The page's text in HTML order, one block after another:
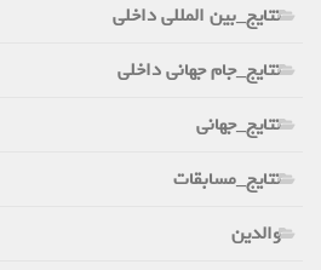
نتایج_بین المللی داخلی
نتایج_جام جهانی داخلی
نتایج_جهانی
نتایج_مسابقات
والدین